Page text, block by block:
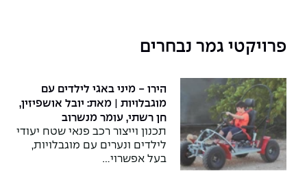
פרויקטי גמר נבחרים
הירו - מיני באגי לילדים עם
מוגבלויות | מאת: יובל אושפיזין,
חן רשתי, עומר מנשרוב
תכנון וייצור רכב פנאי שטח יעודי
לילדים ונערים עם מוגבלויות,
בעל אפשרוי…